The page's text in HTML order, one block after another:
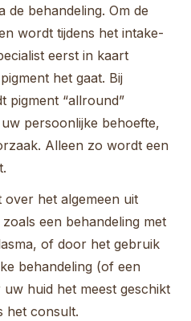
behandeling. Om de
wordt tijdens het intake-
eerst in kaart
het gaat. Bij
pigment “allround”
persoonlijke behoefte,
Alleen zo wordt een
over het algemeen uit
een behandeling met
of door het gebruik
behandeling (of een
huid het meest geschikt
het consult.